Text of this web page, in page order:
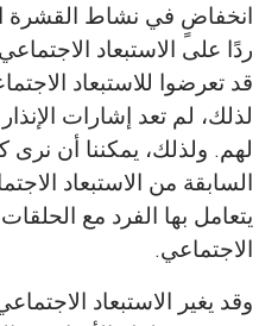
انخفاضٍ في نشاط القشرة
ردًا على الاستبعاد
قد تعرضوا للاستبعاد
لذلك، لم تعد إشارات
لهم. ولذلك، يمكننا أن نرى
السابقة من الاستبعاد
يتعامل بها الفرد مع
الاجتماعي.
وقد يغير الاستبعاد